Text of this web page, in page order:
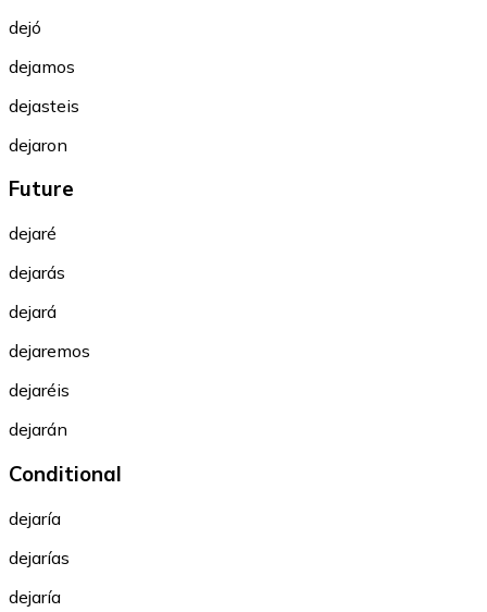
dejó
dejamos
dejasteis
dejaron
Future
dejaré
dejarás
dejará
dejaremos
dejaréis
dejarán
Conditional
dejaría
dejarías
dejaría